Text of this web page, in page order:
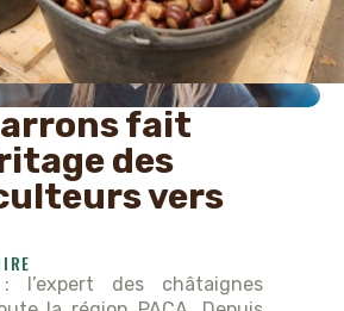
fait
des
vers
l’expert des châtaignes